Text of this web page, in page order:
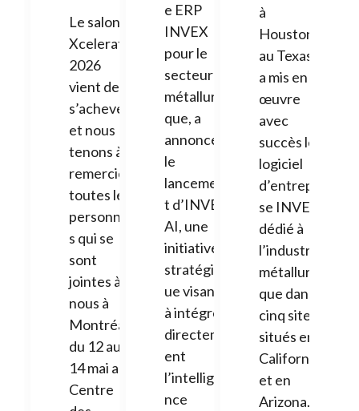
Le salon
Xcelerate
2026
vient de
s’achever,
et nous
tenons à
remercier
toutes les
personne
s qui se
sont
jointes à
nous à
Montréal
du 12 au
14 mai au
Centre
e ERP
INVEX
pour le
secteur
métallurgi
que, a
annoncé
le
lancemen
t d’INVEX
AI, une
initiative
stratégiq
ue visant
à intégrer
directem
ent
l’intellige
nce
à
Houston,
au Texas,
a mis en
œuvre
avec
succès le
logiciel
d’entrepri
se INVEX
dédié à
l’industrie
métallurgi
que dans
cinq sites
situés en
Californie
et en
Arizona. Il